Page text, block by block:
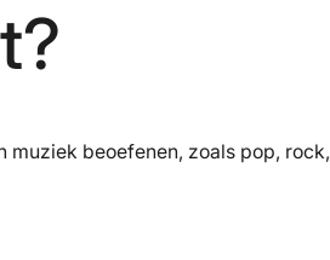
muziek beoefenen, zoals pop, rock,